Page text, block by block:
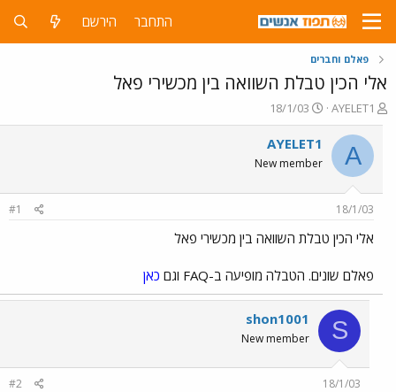
התחבר הירשם
פאלם וחברים
אלי הכין טבלת השוואה בין מכשירי פאל
פ
ו
ת
ח
ה
ש
א
AYELET1
פ
ו
ר
ס
ם
ר
18/1/03
A
AYELET1
New member
18/1/03
#1
אלי הכין טבלת השוואה בין מכשירי פאל
פאלם שונים. הטבלה מופיעה ב-FAQ וגם כאן
S
shon1001
New member
18/1/03
#2